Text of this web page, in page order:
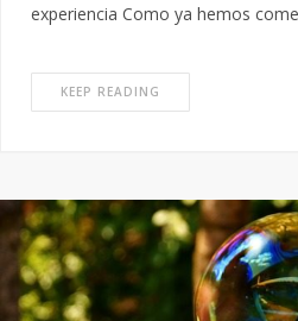
experiencia Como ya hemos
KEEP READING